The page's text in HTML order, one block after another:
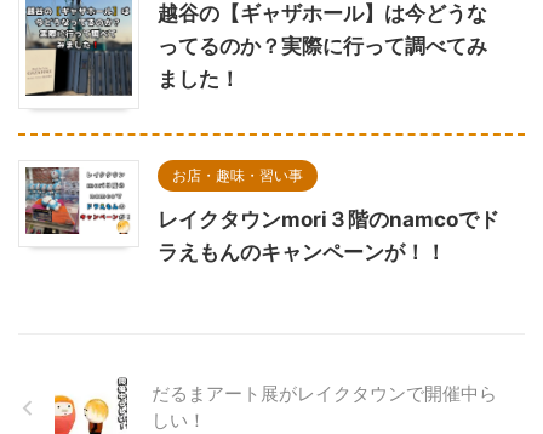
越谷の【ギャザホール】は今どうな
ってるのか？実際に行って調べてみ
ました！
お店・趣味・習い事
レイクタウンmori３階のnamcoでド
ラえもんのキャンペーンが！！
だるまアート展がレイクタウンで開催中ら
しい！